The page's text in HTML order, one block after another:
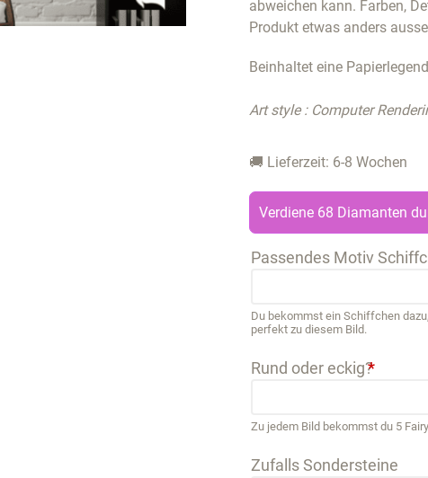
abweichen kann. Farben,
Produkt etwas anders
Beinhaltet eine
Art style : Computer
🚚 Lieferzeit: 6-8 Wochen
Verdiene 68 Diamanten
Passendes Motiv
Du bekommst ein Schiffchen
perfekt zu diesem Bild.
Rund oder eckig?*
Zu jedem Bild bekommst du 5
Zufalls Sondersteine